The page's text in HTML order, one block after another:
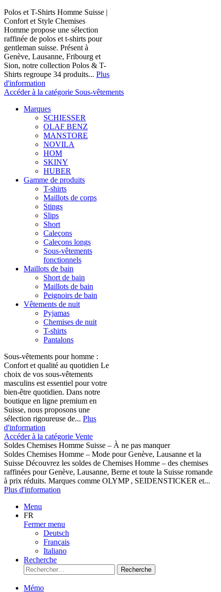
Polos et T-Shirts Homme Suisse |
Confort et Style Chemises
Homme propose une sélection
raffinée de polos et t-shirts pour
gentleman suisse. Présent à
Genève, Lausanne, Fribourg et
Sion, notre collection Polos & T-
Shirts regroupe 34 produits... Plus
d'information
Accéder à la catégorie Sous-vêtements
Marques
SCHIESSER
OLAF BENZ
MANSTORE
NOVILA
HOM
SKINY
HUBER
Gamme de produits
T-shirts
Maillots de corps
Stings
Slips
Short
Caleçons
Caleçons longs
Sous-vêtements
fonctionnels
Maillots de bain
Short de bain
Maillots de bain
Peignoirs de bain
Vêtements de nuit
Pyjamas
Chemises de nuit
T-shirts
Pantalons
Sous-vêtements pour homme :
Confort et qualité au quotidien Le
choix de vos sous-vêtements
masculins est essentiel pour votre
bien-être quotidien. Dans notre
boutique en ligne premium en
Suisse, nous proposons une
sélection rigoureuse de... Plus
d'information
Accéder à la catégorie Vente
Soldes Chemises Homme Suisse – À ne pas manquer
Soldes Chemises Homme – Mode pour Genève, Lausanne et la
Suisse Découvrez les soldes de Chemises Homme – des chemises
raffinées pour Genève, Lausanne, Berne et toute la Suisse romande
à prix réduits. Marques comme OLYMP , SEIDENSTICKER et...
Plus d'information
Menu
FR
Fermer menu
Deutsch
Français
Italiano
Recherche
Recherche
Mémo